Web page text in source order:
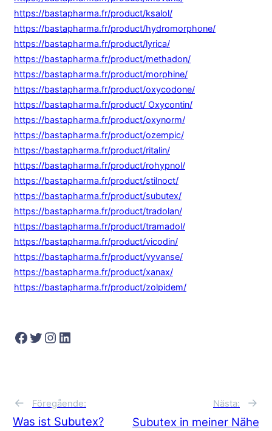
https://bastapharma.fr/product/ksalol/
https://bastapharma.fr/product/hydromorphone/
https://bastapharma.fr/product/lyrica/
https://bastapharma.fr/product/methadon/
https://bastapharma.fr/product/morphine/
https://bastapharma.fr/product/oxycodone/
https://bastapharma.fr/product/ Oxycontin/
https://bastapharma.fr/product/oxynorm/
https://bastapharma.fr/product/ozempic/
https://bastapharma.fr/product/ritalin/
https://bastapharma.fr/product/rohypnol/
https://bastapharma.fr/product/stilnoct/
https://bastapharma.fr/product/subutex/
https://bastapharma.fr/product/tradolan/
https://bastapharma.fr/product/tramadol/
https://bastapharma.fr/product/vicodin/
https://bastapharma.fr/product/vyvanse/
https://bastapharma.fr/product/xanax/
https://bastapharma.fr/product/zolpidem/
Facebook Twitter Instagram LinkedIn
← Föregående:
Was ist Subutex?
Nästa:
Subutex in meiner Nähe
→